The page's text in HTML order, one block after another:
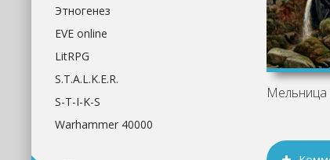
Этногенез
EVE online
LitRPG
S.T.A.L.K.E.R.
S-T-I-K-S
Warhammer 40000